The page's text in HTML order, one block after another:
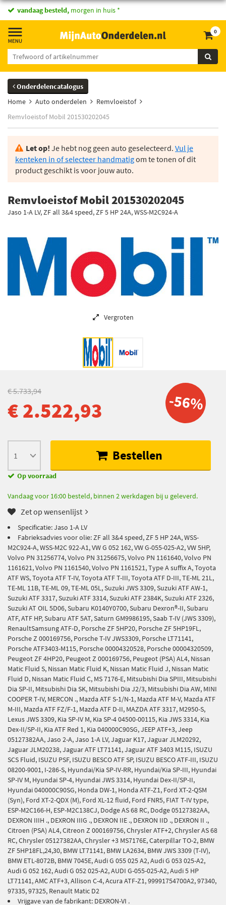
vandaag besteld, morgen in huis *
0
Onderdelencatalogus
Home
Auto onderdelen
Remvloeistof
Remvloeistof Mobil 201530202045
Let op! Je hebt nog geen auto geselecteerd. Vul je
kenteken in of selecteer handmatigom te tonen of dit
product geschikt is voor jouw auto.
Remvloeistof Mobil 201530202045
Jaso 1-A LV, ZF all 3&4 speed, ZF 5 HP 24A, WSS-M2C924-A
Vergroten
-56%
€ 5.733,94
€ 2.522,93
Bestellen
Op voorraad
Vandaag voor 16:00 besteld, binnen 2 werkdagen bij u geleverd.
Zet op wensenlijst
Specificatie: Jaso 1-A LV
Fabrieksadvies voor olie: ZF all 3&4 speed, ZF 5 HP 24A, WSS-
M2C924-A, WSS-M2C 922-A1, VW G 052 162, VW G-055-025-A2, VW 5HP,
Volvo PN 31256774, Volvo PN 31256675, Volvo PN 1161640, Volvo PN
1161621, Volvo PN 1161540, Volvo PN 1161521, Type A suffix A, Toyota
ATF WS, Toyota ATF T-IV, Toyota ATF T-III, Toyota ATF D-III, TE-ML 21L,
TE-ML 11B, TE-ML 09, TE-ML 05L, Suzuki JWS 3309, Suzuki ATF AW-1,
Suzuki ATF 3317, Suzuki ATF 3314, Suzuki ATF 2384K, Suzuki ATF 2326,
Suzuki AT OIL 5D06, Subaru K0140Y0700, Subaru Dexron®-II, Subaru
ATF, ATF HP, Subaru ATF 5AT, Saturn GM9986195, Saab T-IV (JWS 3309),
RenaultSamsung ATF-D, Porsche ZF 5HP20, Porsche ZF 5HP19FL,
Porsche Z 000169756, Porsche T-IV JWS3309, Porsche LT71141,
Porsche ATF3403-M115, Porsche 00004320528, Porsche 00004320509,
Peugeot ZF 4HP20, Peugeot Z 000169756, Peugeot (PSA) AL4, Nissan
Matic Fluid S, Nissan Matic Fluid K, Nissan Matic Fluid J, Nissan Matic
Fluid D, Nissan Matic Fluid C, MS 7176-E, Mitsubishi Dia SPIII, Mitsubishi
Dia SP-II, Mitsubishi Dia SK, Mitsubishi Dia J2/3, Mitsubishi Dia AW, MINI
COOPER T-IV, MERCON ., Mazda ATF S-1/N-1, Mazda ATF M-V, Mazda ATF
M-III, Mazda ATF FZ/F-1, Mazda ATF D-II, MAZDA ATF 3317, M2950-S,
Lexus JWS 3309, Kia SP-IV M, Kia SP-4 04500-00115, Kia JWS 3314, Kia
Dex-II/SP-II, Kia ATF Red 1, Kia 040000C90SG, JEEP ATF+3, Jeep
05127382AA, Jaso 2-A, Jaso 1-A LV, Jaguar K17, Jaguar JLM20292,
Jaguar JLM20238, Jaguar ATF LT71141, Jaguar ATF 3403 M115, ISUZU
SCS Fluid, ISUZU PSF, ISUZU BESCO ATF SP, ISUZU BESCO ATF-III, ISUZU
08200-9001, I-286-S, Hyundai/Kia SP-IV-RR, Hyundai/Kia SP-III, Hyundai
SP-IV M, Hyundai SP-4, Hyundai JWS 3314, Hyundai Dex-II/SP-II,
Hyundai 040000C90SG, Honda DW-1, Honda ATF-Z1, Ford XT-2-QSM
(Syn), Ford XT-2-QDX (M), Ford XL-12 fluid, Ford FNR5, FIAT T-IV type,
ESP-M2C166-H, ESP-M2C138CJ, Dodge AS 68 RC, Dodge 05127382AA,
DEXRON IIIH ., DEXRON IIIG ., DEXRON IIE ., DEXRON IID ., DEXRON II .,
Citroen (PSA) AL4, Citreon Z 000169756, Chrysler ATF+2, Chrysler AS 68
RC, Chrysler 05127382AA, Chrysler +3 MS7176E, Caterpillar TO-2, BMW
ZF 5HP18FL,24,30, BMW LT71141, BMW LA2634, BMW JWS 3309 (T-IV),
BMW ETL-8072B, BMW 7045E, Audi G 055 025 A2, Audi G 053 025-A2,
Audi G 052 162, Audi G 052 025-A2, AUDI G-055-025-A2, Audi 5 HP
LT71141, AMC ATF+3, Allison C-4, Acura ATF-Z1, 99991754700A2, 97340,
97335, 97325, Renault Matic D2
Vrijgave van de fabrikant: DEXRON-VI .